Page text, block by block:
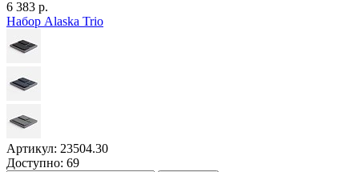
6 383 р.
Набор Alaska Trio
Артикул: 23504.30
Доступно: 69